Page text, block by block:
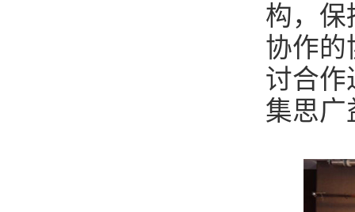
构，保
协作的
讨合作
集思广